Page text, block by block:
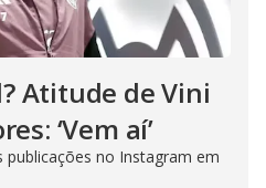
Atitude de Vini
‘Vem aí’
no Instagram em